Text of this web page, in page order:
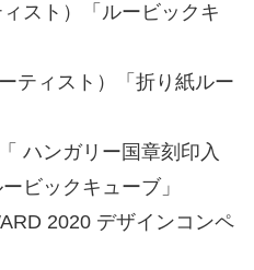
スト）「ルービックキ
ティスト）「折り紙ルー
ハンガリー国章刻印入
ビックキューブ」
2020 デザインコンペ